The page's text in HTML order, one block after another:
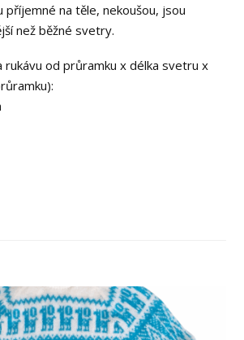
příjemné na těle, nekoušou, jsou
než běžné svetry.
rukávu od průramku x délka svetru x